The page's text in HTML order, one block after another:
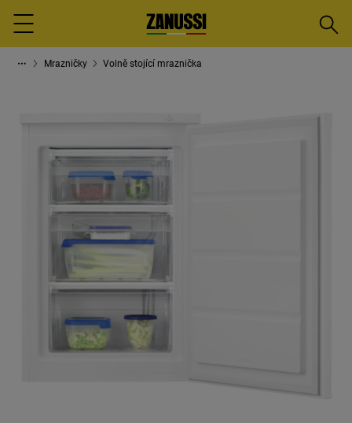
Menu
Mrazničky Volně stojící mraznička